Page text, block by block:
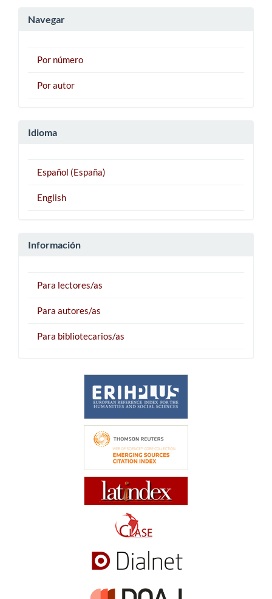
Navegar
Por número
Por autor
Idioma
Español (España)
English
Información
Para lectores/as
Para autores/as
Para bibliotecarios/as